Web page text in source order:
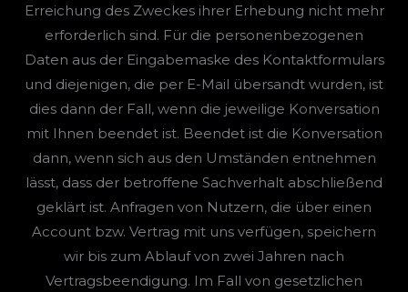
Erreichung des Zweckes ihrer Erhebung nicht mehr
erforderlich sind. Für die personenbezogenen
Daten aus der Eingabemaske des Kontaktformulars
und diejenigen, die per E-Mail übersandt wurden, ist
dies dann der Fall, wenn die jeweilige Konversation
mit Ihnen beendet ist. Beendet ist die Konversation
dann, wenn sich aus den Umständen entnehmen
lässt, dass der betroffene Sachverhalt abschließend
geklärt ist. Anfragen von Nutzern, die über einen
Account bzw. Vertrag mit uns verfügen, speichern
wir bis zum Ablauf von zwei Jahren nach
Vertragsbeendigung. Im Fall von gesetzlichen